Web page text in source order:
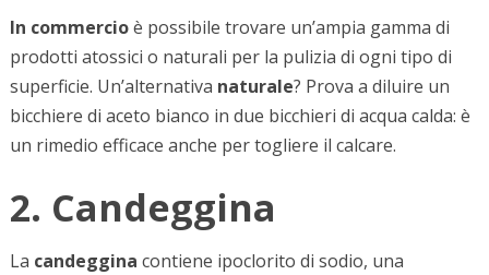
In commercioè possibile trovare un’ampia gamma di
prodotti atossici o naturali per la pulizia di ogni tipo di
superficie. Un’alternativa naturale? Prova a diluire un
bicchiere di aceto bianco in due bicchieri di acqua calda: è
un rimedio efficace anche per togliere il calcare.
2. Candeggina
La candeggina contiene ipoclorito di sodio, una